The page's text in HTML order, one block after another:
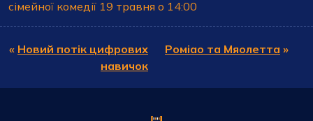
сімейної комедії 19 травня о 14:00
« Новий потік цифрових
навичок
Роміао та Мяолетта »